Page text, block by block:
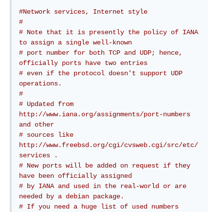
#Network services, Internet style
#
# Note that it is presently the policy of IANA
to assign a single well-known
# port number for both TCP and UDP; hence,
officially ports have two entries
# even if the protocol doesn't support UDP
operations.
#
# Updated from
http://www.iana.org/assignments/port-numbers
and other
# sources like
http://www.freebsd.org/cgi/cvsweb.cgi/src/etc/
services .
# New ports will be added on request if they
have been officially assigned
# by IANA and used in the real-world or are
needed by a debian package.
# If you need a huge list of used numbers